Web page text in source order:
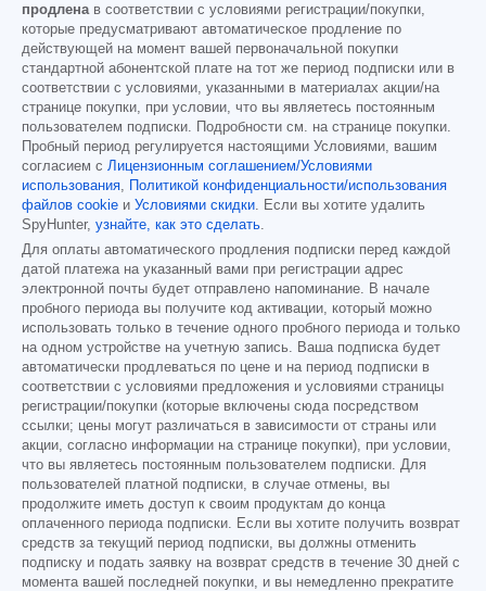
продленав соответствии с условиями регистрации/покупки,
которые предусматривают автоматическое продление по
действующей на момент вашей первоначальной покупки
стандартной абонентской плате на тот же период подписки или в
соответствии с условиями, указанными в материалах акции/на
странице покупки, при условии, что вы являетесь постоянным
пользователем подписки. Подробности см. на странице покупки.
Пробный период регулируется настоящими Условиями, вашим
согласием с Лицензионным соглашением/Условиями
использования,
Политикой конфиденциальности/использования
файлов cookie и Условиями скидки. Если вы хотите удалить
SpyHunter, узнайте, как это сделать.
Для оплаты автоматического продления подписки перед каждой
датой платежа на указанный вами при регистрации адрес
электронной почты будет отправлено напоминание. В начале
пробного периода вы получите код активации, который можно
использовать только в течение одного пробного периода и только
на одном устройстве на учетную запись. Ваша подписка будет
автоматически продлеваться по цене и на период подписки в
соответствии с условиями предложения и условиями страницы
регистрации/покупки (которые включены сюда посредством
ссылки; цены могут различаться в зависимости от страны или
акции, согласно информации на странице покупки), при условии,
что вы являетесь постоянным пользователем подписки. Для
пользователей платной подписки, в случае отмены, вы
продолжите иметь доступ к своим продуктам до конца
оплаченного периода подписки. Если вы хотите получить возврат
средств за текущий период подписки, вы должны отменить
подписку и подать заявку на возврат средств в течение 30 дней с
момента вашей последней покупки, и вы немедленно прекратите